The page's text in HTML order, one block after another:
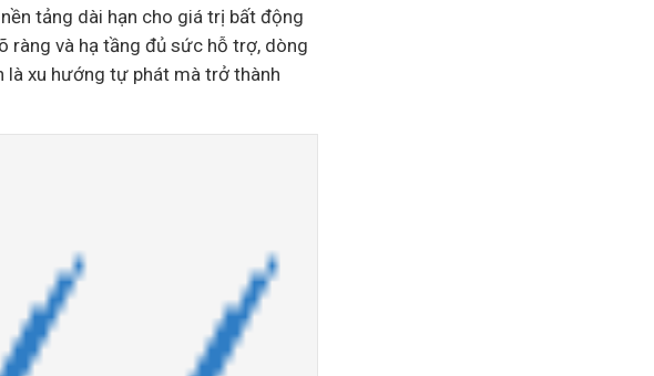
tảng dài hạn cho giá trị bất động
ràng và hạ tầng đủ sức hỗ trợ, dòng
xu hướng tự phát mà trở thành